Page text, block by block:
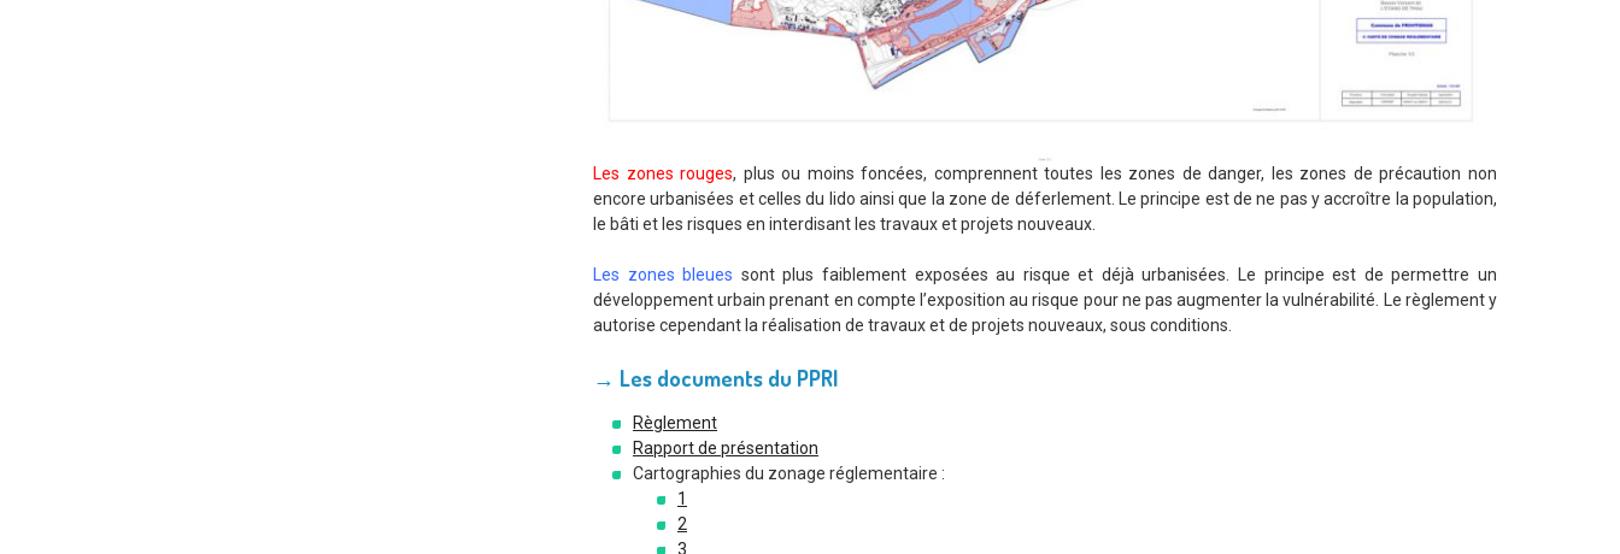
Les zones rouges, plus ou moins foncées, comprennent toutes les zones de danger, les zones de précaution non
encore urbanisées et celles du lido ainsi que la zone de déferlement. Le principe est de ne pas y accroître la population,
le bâti et les risques en interdisant les travaux et projets nouveaux.
Les zones bleues sont plus faiblement exposées au risque et déjà urbanisées. Le principe est de permettre un
développement urbain prenant en compte l’exposition au risque pour ne pas augmenter la vulnérabilité. Le règlement y
autorise cependant la réalisation de travaux et de projets nouveaux, sous conditions.
→ Les documents du PPRI
Règlement
Rapport de présentation
Cartographies du zonage réglementaire :
1
2
3